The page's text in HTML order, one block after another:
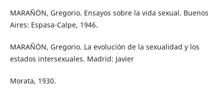
MARAÑÓN, Gregorio. Ensayos sobre la vida sexual. Buenos
Aires: Espasa-Calpe, 1946.
MARAÑÓN, Gregorio. La evolución de la sexualidad y los
estados intersexuales. Madrid: Javier
Morata, 1930.